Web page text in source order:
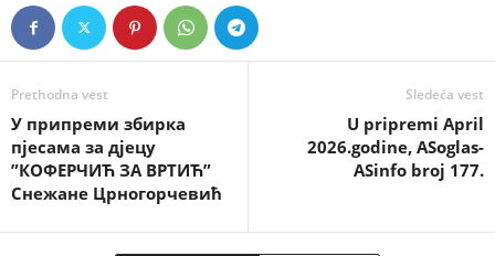
Prethodna vest
У припреми збирка
пјесама за дјецу
”КОФЕРЧИЋ ЗА ВРТИЋ”
Снежане Црногорчевић
Sledeća vest
U pripremi April
2026.godine, ASoglas-
ASinfo broj 177.